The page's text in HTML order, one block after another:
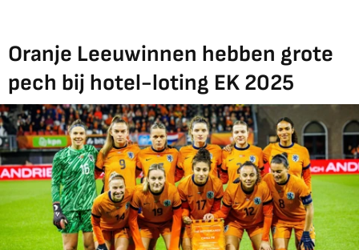
Oranje Leeuwinnen hebben grote
pech bij hotel-loting EK 2025